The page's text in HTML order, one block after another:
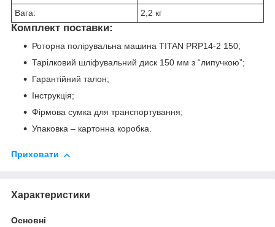
Вага: 2,2 кг
Комплект поставки:
Роторна полірувальна машина TITAN PRP14-2 150;
Тарілковий шліфувальний диск 150 мм з “липучкою”;
Гарантійний талон;
Інструкція;
Фірмова сумка для транспортування;
Упаковка – картонна коробка.
Приховати
Характеристики
Основні